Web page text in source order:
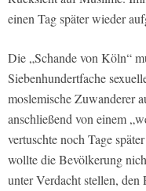
einen Tag später wieder
Die „Schande von Köln“
Siebenhundertfache
moslemische Zuwanderer
anschließend von einem
vertuschte noch Tage
wollte die Bevölkerung
unter Verdacht stellen,